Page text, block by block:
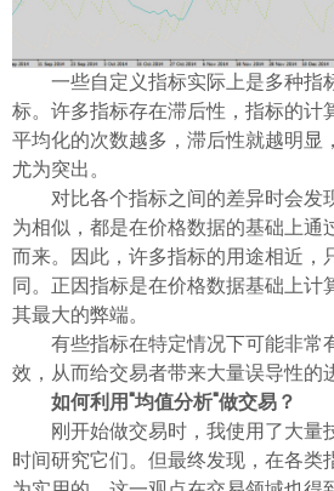
一些自定义指标实际上是多种指
标。许多指标存在滞后性，指标的计
平均化的次数越多，滞后性就越明显
尤为突出。
对比各个指标之间的差异时会发
为相似，都是在价格数据的基础上通
而来。因此，许多指标的用途相近，
同。正因指标是在价格数据基础上计
其最大的弊端。
有些指标在特定情况下可能非常
效，从而给交易者带来大量误导性的
如何利用"均值分析"做交易？
刚开始做交易时，我使用了大量
时间研究它们。但最终发现，在各类